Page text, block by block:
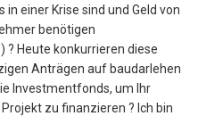
einer Krise sind und Geld von
benötigen
? Heute konkurrieren diese
Anträgen auf baudarlehen
Investmentfonds, um Ihr
zu finanzieren ? Ich bin